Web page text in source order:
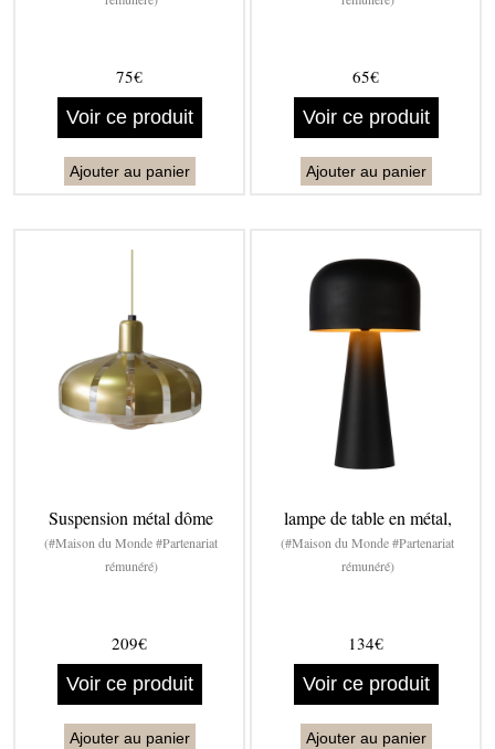
75€
Voir ce produit
Ajouter au panier
65€
Voir ce produit
Ajouter au panier
Suspension métal dôme
(#Maison du Monde #Partenariat
rémunéré)
209€
Voir ce produit
Ajouter au panier
lampe de table en métal,
(#Maison du Monde #Partenariat
rémunéré)
134€
Voir ce produit
Ajouter au panier